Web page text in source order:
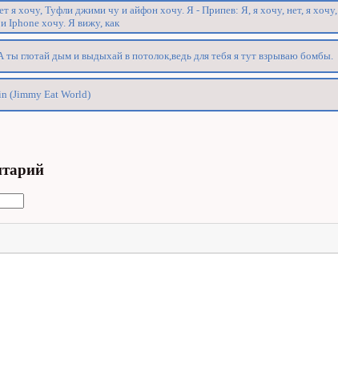
я хочу, Туфли джими чу и айфон хочу. Я - Припев: Я, я хочу, нет, я хочу,
Iphone хочу. Я вижу, как
ты глотай дым и выдыхай в потолок,ведь для тебя я тут взрываю бомбы.
(Jimmy Eat World)